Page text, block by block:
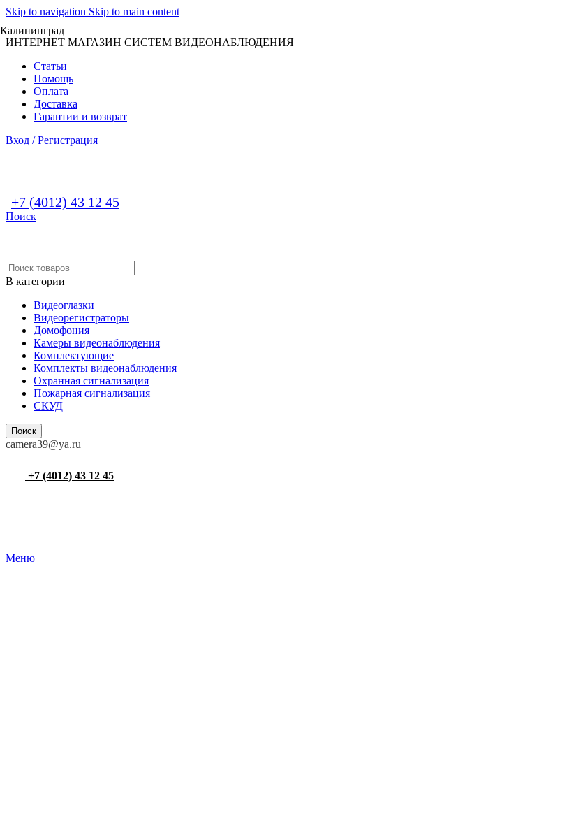
Skip to navigation Skip to main content
Калининград
ИНТЕРНЕТ МАГАЗИН СИСТЕМ ВИДЕОНАБЛЮДЕНИЯ
Статьи
Помощь
Оплата
Доставка
Гарантии и возврат
Вход / Регистрация
+7 (4012) 43 12 45
Поиск
В категории
Видеоглазки
Видеорегистраторы
Домофония
Камеры видеонаблюдения
Комплектующие
Комплекты видеонаблюдения
Охранная сигнализация
Пожарная сигнализация
СКУД
Поиск
camera39@ya.ru
+7 (4012) 43 12 45
Меню